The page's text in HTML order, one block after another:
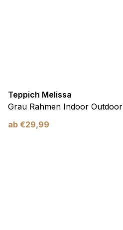
Teppich Melissa
Grau Rahmen Indoor Outdoor
ab €29,99